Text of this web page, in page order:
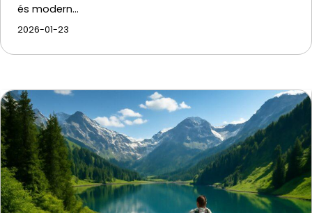
és modern…
2026-01-23